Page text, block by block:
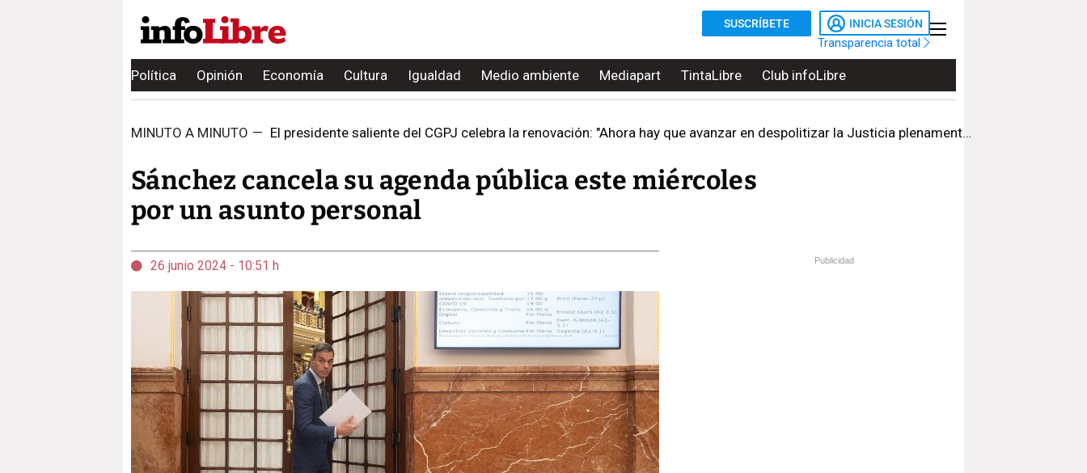
SUSCRÍBETE INICIA SESIÓN
Transparencia total
Política Opinión Economía Cultura Igualdad Medio ambiente Mediapart TintaLibre Club infoLibre
MINUTO A MINUTO — El presidente saliente del CGPJ celebra la renovación: "Ahora hay que avanzar en despolitizar la Justicia plenamente"
Sánchez cancela su agenda pública este miércoles
por un asunto personal
26 junio 2024 - 10:51 h Publicidad